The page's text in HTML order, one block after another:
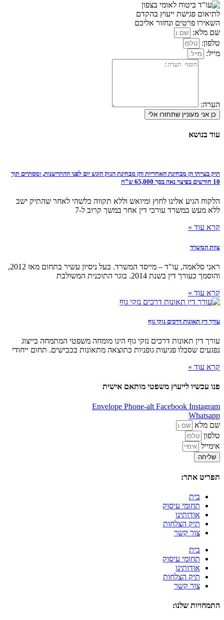
לתיאום פגישת ייעוץ בהקדם
השאירו פרטים ונחזור אליכם
שם מלא:
טלפון:
מייל:
הערה:
כן אני מעוניין שתחזרו אלי
עוד בנושא
תיק בעייתי הן מבחינת האחריות והן מבחינת הנזק הוגש יום לפני ההתיישנות, ומסתיים תוך
10 חודשים בפיצוי נאה בסך 65,000 ש”ח
הלקוח הגיע אלינו לחוץ ומיואש וללא תקווה כלשהי לאחר שהתיק ישב
ללא מעש במשרד עורכי דין אחר במשך קרוב ל-7
קרא עוד »
צוות המשרד
ראני סלאמה, עו"ד – מייסד המשרד. בעל ניסיון עשיר בתחום מאז 2012,
והוסמך כעורך דין בשנת 2014. בוגר התוכנית המשולבת
קרא עוד »
עורך דין תאונות דרכים נזקי גוף
עורך דין תאונות דרכים נזקי גוף הינו מומחה משפטי המתמחה בייצוג
נפגעים שסבלו פגיעות גופניות כתוצאה מתאונות בכבישים. תחום ייחודי
קרא עוד »
פנו עכשיו לייעוץ משפטי מותאם אישית
Envelope Phone-alt Facebook Instagram
Whatsapp
שם מלא
טלפון
אימייל
שליחה
תפריט אתר:
בית
תחומי עיסוק
אודותינו
תיק הצלחות
צור קשר
בית
תחומי עיסוק
אודותינו
תיק הצלחות
צור קשר
התמחויות שלנו: